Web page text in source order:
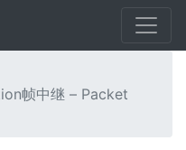
帧中继 – Packet